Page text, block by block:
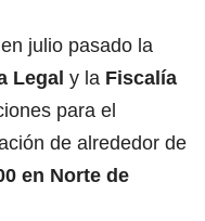
julio pasado la
Legal y la Fiscalía
para el
de alrededor de
en Norte de